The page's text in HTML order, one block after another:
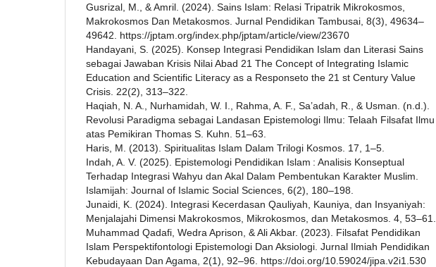
Gusrizal, M., & Amril. (2024). Sains Islam: Relasi Tripatrik Mikrokosmos,
Makrokosmos Dan Metakosmos. Jurnal Pendidikan Tambusai, 8(3), 49634–
49642. https://jptam.org/index.php/jptam/article/view/23670
Handayani, S. (2025). Konsep Integrasi Pendidikan Islam dan Literasi Sains
sebagai Jawaban Krisis Nilai Abad 21 The Concept of Integrating Islamic
Education and Scientific Literacy as a Responseto the 21 st Century Value
Crisis. 22(2), 313–322.
Haqiah, N. A., Nurhamidah, W. I., Rahma, A. F., Sa’adah, R., & Usman. (n.d.).
Revolusi Paradigma sebagai Landasan Epistemologi Ilmu: Telaah Filsafat Ilmu
atas Pemikiran Thomas S. Kuhn. 51–63.
Haris, M. (2013). Spiritualitas Islam Dalam Trilogi Kosmos. 17, 1–5.
Indah, A. V. (2025). Epistemologi Pendidikan Islam : Analisis Konseptual
Terhadap Integrasi Wahyu dan Akal Dalam Pembentukan Karakter Muslim.
Islamijah: Journal of Islamic Social Sciences, 6(2), 180–198.
Junaidi, K. (2024). Integrasi Kecerdasan Qauliyah, Kauniya, dan Insyaniyah:
Menjalajahi Dimensi Makrokosmos, Mikrokosmos, dan Metakosmos. 4, 53–61.
Muhammad Qadafi, Wedra Aprison, & Ali Akbar. (2023). Filsafat Pendidikan
Islam Perspektifontologi Epistemologi Dan Aksiologi. Jurnal Ilmiah Pendidikan
Kebudayaan Dan Agama, 2(1), 92–96. https://doi.org/10.59024/jipa.v2i1.530